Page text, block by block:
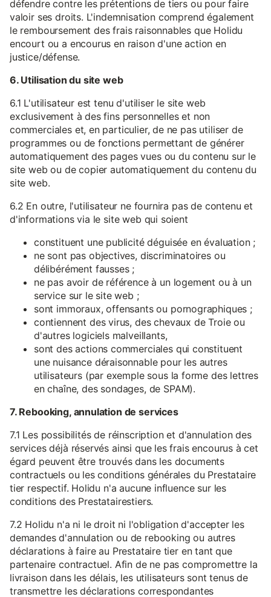
défendre contre les prétentions de tiers ou pour faire
valoir ses droits. L'indemnisation comprend également
le remboursement des frais raisonnables que Holidu
encourt ou a encourus en raison d'une action en
justice/défense.
6. Utilisation du site web
6.1 L'utilisateur est tenu d'utiliser le site web
exclusivement à des fins personnelles et non
commerciales et, en particulier, de ne pas utiliser de
programmes ou de fonctions permettant de générer
automatiquement des pages vues ou du contenu sur le
site web ou de copier automatiquement du contenu du
site web.
6.2 En outre, l'utilisateur ne fournira pas de contenu et
d'informations via le site web qui soient
constituent une publicité déguisée en évaluation ;
ne sont pas objectives, discriminatoires ou
délibérément fausses ;
ne pas avoir de référence à un logement ou à un
service sur le site web ;
sont immoraux, offensants ou pornographiques ;
contiennent des virus, des chevaux de Troie ou
d'autres logiciels malveillants,
sont des actions commerciales qui constituent
une nuisance déraisonnable pour les autres
utilisateurs (par exemple sous la forme des lettres
en chaîne, des sondages, de SPAM).
7. Rebooking, annulation de services
7.1 Les possibilités de réinscription et d'annulation des
services déjà réservés ainsi que les frais encourus à cet
égard peuvent être trouvés dans les documents
contractuels ou les conditions générales du Prestataire
tier respectif. Holidu n'a aucune influence sur les
conditions des Prestatairestiers.
7.2 Holidu n'a ni le droit ni l'obligation d'accepter les
demandes d'annulation ou de rebooking ou autres
déclarations à faire au Prestataire tier en tant que
partenaire contractuel. Afin de ne pas compromettre la
livraison dans les délais, les utilisateurs sont tenus de
transmettre les déclarations correspondantes